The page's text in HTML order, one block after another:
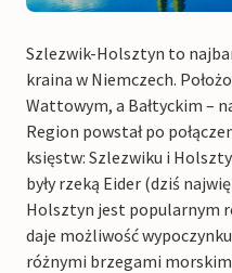
Szlezwik-Holsztyn to
kraina w Niemczech.
Wattowym, a Bałtyckim –
Region powstał po
księstw: Szlezwiku i
były rzeką Eider (dziś
Holsztyn jest popularnym
daje możliwość
różnymi brzegami